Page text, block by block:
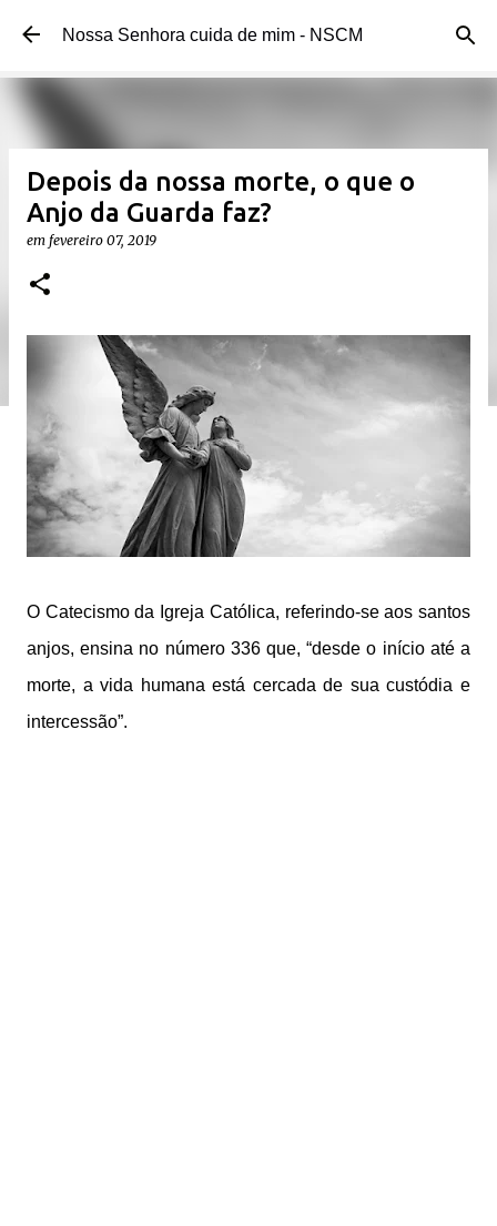
Pular para o conteúdo principal
Nossa Senhora cuida de mim - NSCM
Depois da nossa morte, o que o
Anjo da Guarda faz?
em fevereiro 07, 2019
O Catecismo da Igreja Católica, referindo-se aos santos
anjos, ensina no número 336 que, “desde o início até a
morte, a vida humana está cercada de sua custódia e
intercessão”.